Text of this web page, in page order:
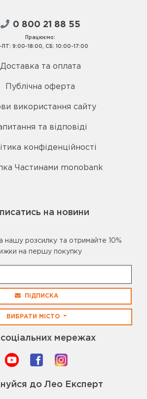
0 800 21 88 55
Працюємо:
ПТ: 9:00-18:00, СБ: 10:00-17:00
Доставка та оплата
Публічна оферта
використання сайту
та відповіді
конфіденційності
Частинами monobank
на новини
нашу розсилку та отримайте 10%
на першу покупку
ПІДПИСКА
ВИБРАТИ МІСТО
мережах
до Лео Експерт